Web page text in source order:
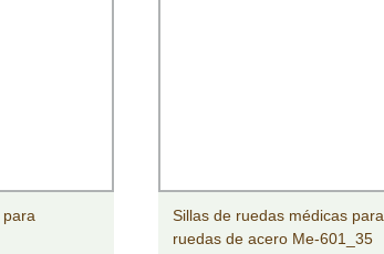
Sillas de ruedas médicas
ruedas de acero Me-601_35